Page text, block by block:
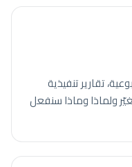
تقارير تنفيذية
ولماذا وماذا سنفعل